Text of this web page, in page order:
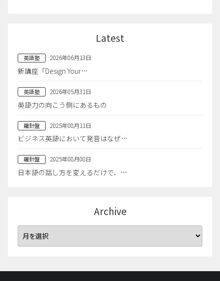
Latest
英語塾 2026年06月13日
新講座「Design Your…
英語塾 2026年05月31日
英語力の向こう側にあるもの
羅針盤 2025年08月11日
ビジネス英語において発音はなぜ…
羅針盤 2025年08月08日
日本語の話し方を変えるだけで、…
Archive